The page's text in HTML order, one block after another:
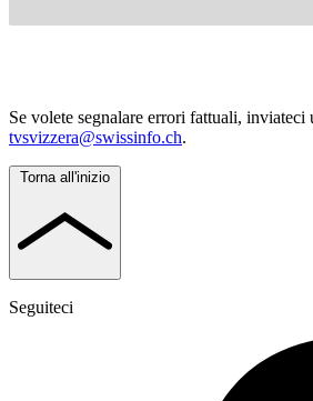
Se volete segnalare errori fattuali, inviateci
tvsvizzera@swissinfo.ch.
Torna all'inizio
Seguiteci